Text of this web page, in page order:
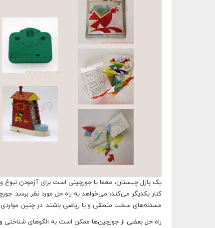
یک پازل چیستان، معما یا جورچینی است برای آزمودن
کنار یکدیگر می‌کند، می‌خواهد به راه حل مورد نظر برسد.
مسئله‌های سخت منطقی و یا ریاضی باشند. در چنین
راه حل بعضی از جورچین‌ها ممکن است به الگوهای شناختی